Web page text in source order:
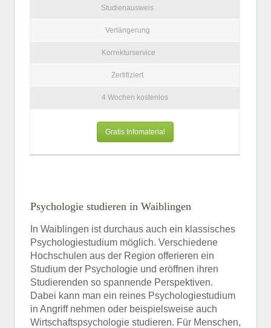
Studienausweis
Verlängerung
Korrekturservice
Zertifiziert
4 Wochen kostenlos
Gratis Infomaterial
Psychologie studieren in Waiblingen
In Waiblingen ist durchaus auch ein klassisches
Psychologiestudium möglich. Verschiedene
Hochschulen aus der Region offerieren ein
Studium der Psychologie und eröffnen ihren
Studierenden so spannende Perspektiven.
Dabei kann man ein reines Psychologiestudium
in Angriff nehmen oder beispielsweise auch
Wirtschaftspsychologie studieren. Für Menschen,